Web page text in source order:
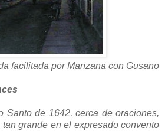
facilitada por Manzana con Gusano
Santo de 1642, cerca de oraciones,
grande en el expresado convento